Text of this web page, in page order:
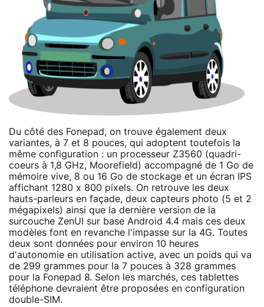
Du côté des Fonepad, on trouve également deux
variantes, à 7 et 8 pouces, qui adoptent toutefois la
même configuration : un processeur Z3560 (quadri-
coeurs à 1,8 GHz, Moorefield) accompagné de 1 Go de
mémoire vive, 8 ou 16 Go de stockage et un écran IPS
affichant 1280 x 800 pixels. On retrouve les deux
hauts-parleurs en façade, deux capteurs photo (5 et 2
mégapixels) ainsi que la dernière version de la
surcouche ZenUI sur base Android 4.4 mais ces deux
modèles font en revanche l'impasse sur la 4G. Toutes
deux sont données pour environ 10 heures
d'autonomie en utilisation active, avec un poids qui va
de 299 grammes pour la 7 pouces à 328 grammes
pour la Fonepad 8. Selon les marchés, ces tablettes
téléphone devraient être proposées en configuration
double-SIM.